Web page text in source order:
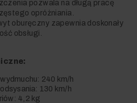
pozwala na długą pracę
opróżniania.
oburęczny zapewnia doskonały
obsługi.
240 km/h
130 km/h
4,2 kg